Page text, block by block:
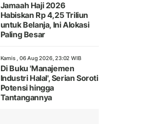
Jamaah Haji 2026
Habiskan Rp 4,25 Triliun
untuk Belanja, Ini Alokasi
Paling Besar
Kamis , 06 Aug 2026, 23:02 WIB
Di Buku 'Manajemen
Industri Halal', Serian Soroti
Potensi hingga
Tantangannya